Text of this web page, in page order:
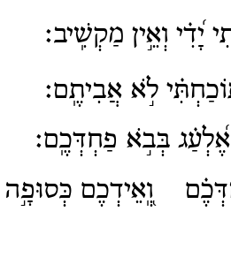
יָ֝דִ֗י וְאֵ֣ין מַקְשִֽׁיב׃
לֹ֣א אֲבִיתֶֽם׃
בְּבֹ֣א פַחְדְּכֶֽם׃
וְֽ֭אֵידְכֶם כְּסוּפָ֣ה